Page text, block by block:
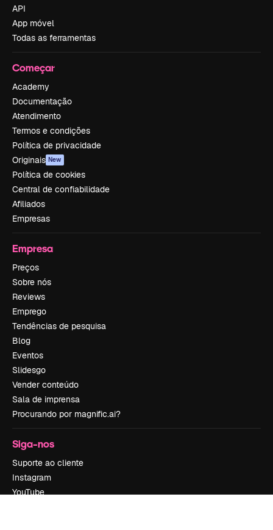
API
App móvel
Todas as ferramentas
Começar
Academy
Documentação
Atendimento
Termos e condições
Política de privacidade
Originais New
Política de cookies
Central de confiabilidade
Afiliados
Empresas
Empresa
Preços
Sobre nós
Reviews
Emprego
Tendências de pesquisa
Blog
Eventos
Slidesgo
Vender conteúdo
Sala de imprensa
Procurando por magnific.ai?
Siga-nos
Suporte ao cliente
Instagram
YouTube